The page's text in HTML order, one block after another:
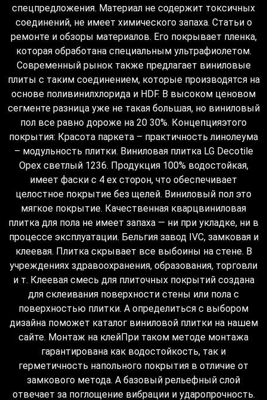
спецпредложения. Материал не содержит токсичных
соединений, не имеет химического запаха. Статьи о
ремонте и обзоры материалов. Его покрывает пленка,
которая обработана специальным ультрафиолетом.
Современный рынок также предлагает виниловые
плиты с таким соединением, которые производятся на
основе поливинилхлорида и HDF. В высоком ценовом
сегменте разница уже не такая большая, но виниловый
пол все равно дороже на 20 30%. Концепцияэтого
покрытия: Красота паркета – практичность линолеума
– модульность плитки. Виниловая плитка LG Decotile
Орех светлый 1236. Продукция 100% водостойкая,
имеет фаски с 4 ех сторон, что обеспечивает
целостное покрытие без щелей. Виниловый пол это
мягкое покрытие. Качественная кварцвиниловая
плитка для пола не имеет запаха — ни при укладке, ни в
процессе эксплуатации. Бельгия завод IVC, замковая и
клеевая. Плитка скрывает все выбоины на стене. В
учреждениях здравоохранения, образования, торговли
и т. Клеевая смесь для плиточных покрытий создана
для склеивания поверхности стены или пола с
поверхностью плитки. А определиться с выбором
дизайна поможет каталог виниловой плитки на нашем
сайте. Монтаж на клейПри таком методе монтажа
гарантирована как водостойкость, так и
герметичность напольного покрытия в отличие от
замкового метода. А базовый рельефный слой
отвечает за поглощение вибрации и ударопрочность.